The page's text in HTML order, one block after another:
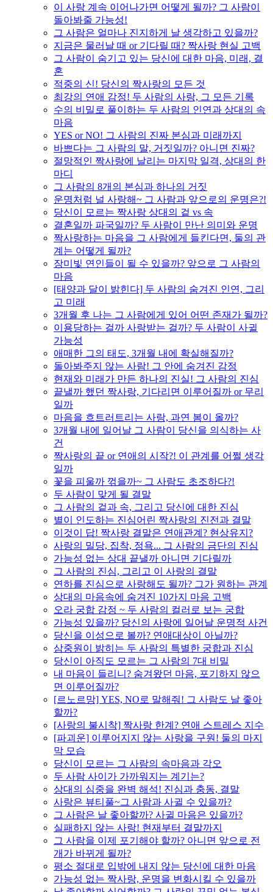
이 사랑 계속 이어나가면 어떻게 될까? 그 사람이
돌아봐줄 가능성!
그 사람은 얼마나 진지하게 날 생각하고 있을까?
지금은 물러날 때 or 기다릴 때? 짝사랑 현실 고백
그 사람이 숨기고 있는 당신에 대한 마음, 미래, 결
혼
적중의 신! 당신의 짝사랑의 모든 것
최강의 연애 감정! 두 사람의 사랑, 그 모든 기록
수의 비밀로 풀이하는 두 사람의 인연과 상대의 속
마음
YES or NO! 그 사람의 진짜 본심과 미래까지
바쁘다는 그 사람의 말, 거짓일까? 아니면 진짜?
절망적인 짝사랑에 날리는 마지막 일격, 상대의 한
마디
그 사람의 8개의 본심과 하나의 거짓
운명처럼 널 사랑해~ 그 사람과 앞으로의 운명은?!
당신이 모르는 짝사랑 상대의 겉 vs 속
결혼일까 파국일까? 두 사람이 만난 의미와 운명
짝사랑하는 마음을 그 사람에게 들킨다면, 둘의 관
계는 어떻게 될까?
장미빛 연인들이 될 수 있을까? 앞으로 그 사람의
마음
[태양과 달이 밝힌다] 두 사람의 숨겨진 인연, 그리
고 미래
3개월 후 나는 그 사람에게 있어 어떤 존재가 될까?
이용당하는 걸까 사랑받는 걸까? 두 사람이 사귈
가능성
애매한 그의 태도, 3개월 내에 확실해질까?
돌아봐주지 않는 사람! 그 안에 숨겨진 감정
현재와 미래가 만든 하나의 진실! 그 사람의 진심
끝낼까 했던 짝사랑, 기다리면 이루어질까 or 무리
일까
마음을 흐트러트리는 사랑, 과연 봄이 올까?
3개월 내에 일어날 그 사람이 당신을 의식하는 사
건
짝사랑의 끝 or 연애의 시작?! 이 관계를 어쩔 생각
일까
꽃을 피울까 꺾을까~ 그 사람도 초조하다?!
두 사람이 맞게 될 결말
그 사람의 겉과 속, 그리고 당신에 대한 진심
별이 인도하는 진심어린 짝사랑의 진전과 결말
이것이 답! 짝사랑 결말은 연애관계? 현상유지?
사랑의 밀당, 집착, 정욕... 그 사람의 금단의 진심
가능성 없는 상대 끝낼까 아니면 기다릴까
그 사람의 진심, 그리고 이 사랑의 결말
연하를 진심으로 사랑해도 될까? 그가 원하는 관계
상대의 마음속에 숨겨진 10가지 마음 고백
오라 궁합 감정 ~ 두 사람의 컬러로 보는 궁합
가능성 있을까? 당신의 사랑에 일어날 운명적 사건
당신을 이성으로 볼까? 연애대상이 아닐까?
삼중원이 밝히는 두 사람의 특별한 궁합과 진심
당신이 아직도 모르는 그 사람의 7대 비밀
내 마음이 들리니? 숨겨왔던 마음, 포기하지 않으
면 이루어질까?
[르노르망] YES, NO로 말해줘! 그 사람도 날 좋아
할까?
[사랑의 불시착] 짝사랑 한계? 연애 스트레스 지수
[파괴운] 이루어지지 않는 사랑을 구원! 둘의 마지
막 모습
당신이 모르는 그 사람의 속마음과 각오
두 사람 사이가 가까워지는 계기는?
상대의 심중을 완벽 해석! 진심과 충동, 결말
사랑은 뷰티풀~그 사람과 사귈 수 있을까?
그 사람은 날 좋아할까? 사귈 마음은 있을까?
실패하지 않는 사랑! 현재부터 결말까지
그 사람을 이제 포기해야 할까? 아니면 앞으로 전
개가 바뀌게 될까?
평소 절대로 입밖에 내지 않는 당신에 대한 마음
가능성 없는 짝사랑, 운명을 변화시킬 수 있을까